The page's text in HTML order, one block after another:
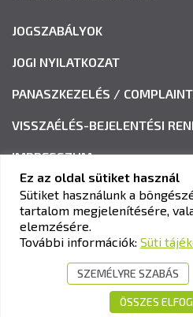
JOGSZABÁLYOK
JOGI NYILATKOZAT
PANASZKEZELÉS /
VISSZAÉLÉS-BEJELENTÉSI
IMPRESSZUM
KAV KÖZLEKEDÉSI
Cím:1033 Budapest, Polgár
+36-1-510-0101
info@kavk.hu
Ez az oldal sütiket használ
Sütiket használunk a
tartalom megjelenítésére,
elemzésére.
További információk: Süti
SZEMÉLYRE SZABÁS
ÖSSZES